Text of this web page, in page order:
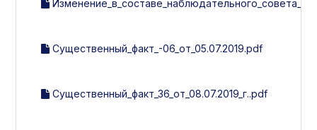
Существенный_факт_-06_от_05.07.2019.pdf
Существенный_факт_36_от_08.07.2019_г..pdf